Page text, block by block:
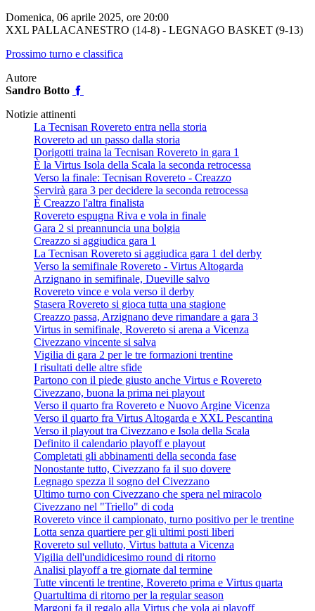
Domenica, 06 aprile 2025, ore 20:00
XXL PALLACANESTRO (14-8) - LEGNAGO BASKET (9-13)
Prossimo turno e classifica
Autore
Sandro Botto
Notizie attinenti
La Tecnisan Rovereto entra nella storia
Rovereto ad un passo dalla storia
Dorigotti traina la Tecnisan Rovereto in gara 1
È la Virtus Isola della Scala la seconda retrocessa
Verso la finale: Tecnisan Rovereto - Creazzo
Servirà gara 3 per decidere la seconda retrocessa
È Creazzo l'altra finalista
Rovereto espugna Riva e vola in finale
Gara 2 si preannuncia una bolgia
Creazzo si aggiudica gara 1
La Tecnisan Rovereto si aggiudica gara 1 del derby
Verso la semifinale Rovereto - Virtus Altogarda
Arzignano in semifinale, Dueville salvo
Rovereto vince e vola verso il derby
Stasera Rovereto si gioca tutta una stagione
Creazzo passa, Arzignano deve rimandare a gara 3
Virtus in semifinale, Rovereto si arena a Vicenza
Civezzano vincente si salva
Vigilia di gara 2 per le tre formazioni trentine
I risultati delle altre sfide
Partono con il piede giusto anche Virtus e Rovereto
Civezzano, buona la prima nei playout
Verso il quarto fra Rovereto e Nuovo Argine Vicenza
Verso il quarto fra Virtus Altogarda e XXL Pescantina
Verso il playout tra Civezzano e Isola della Scala
Definito il calendario playoff e playout
Completati gli abbinamenti della seconda fase
Nonostante tutto, Civezzano fa il suo dovere
Legnago spezza il sogno del Civezzano
Ultimo turno con Civezzano che spera nel miracolo
Civezzano nel "Triello" di coda
Rovereto vince il campionato, turno positivo per le trentine
Lotta senza quartiere per gli ultimi posti liberi
Rovereto sul velluto, Virtus battuta a Vicenza
Vigilia dell'undidicesimo round di ritorno
Analisi playoff a tre giornate dal termine
Tutte vincenti le trentine, Rovereto prima e Virtus quarta
Quartultima di ritorno per la regular season
Margoni fa il regalo alla Virtus che vola ai playoff